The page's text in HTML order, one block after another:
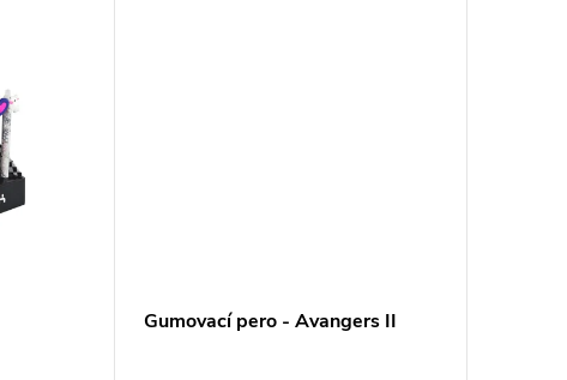
Gumovací pero - Avangers II